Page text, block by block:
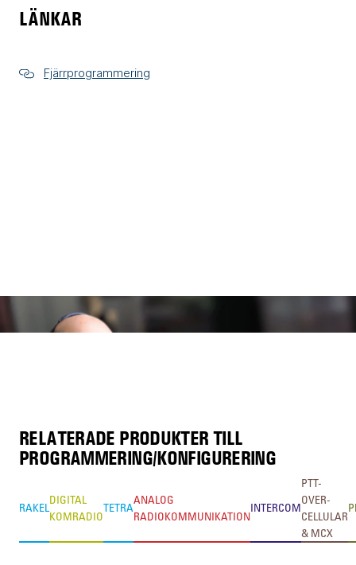
LÄNKAR
Fjärrprogrammering
RELATERADE PRODUKTER TILL
PROGRAMMERING/KONFIGURERING
RAKEL
DIGITAL
KOMRADIO
TETRA
ANALOG
RADIOKOMMUNIKATION
INTERCOM
PTT-
OVER-
CELLULAR
& MCX